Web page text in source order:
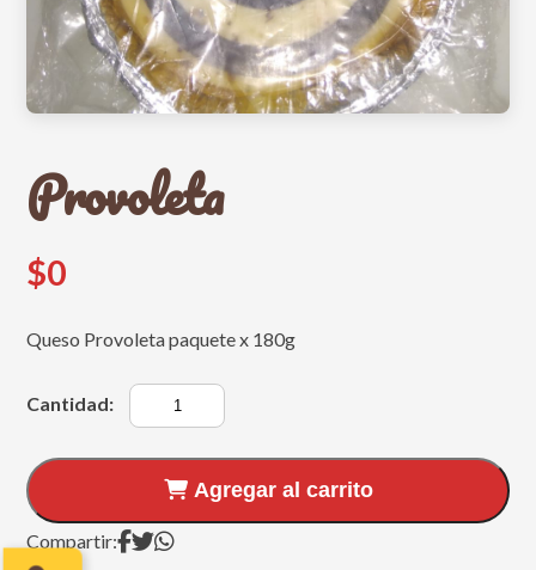
Provoleta
$0
Queso Provoleta paquete x 180g
Cantidad:
Agregar al carrito
Compartir: